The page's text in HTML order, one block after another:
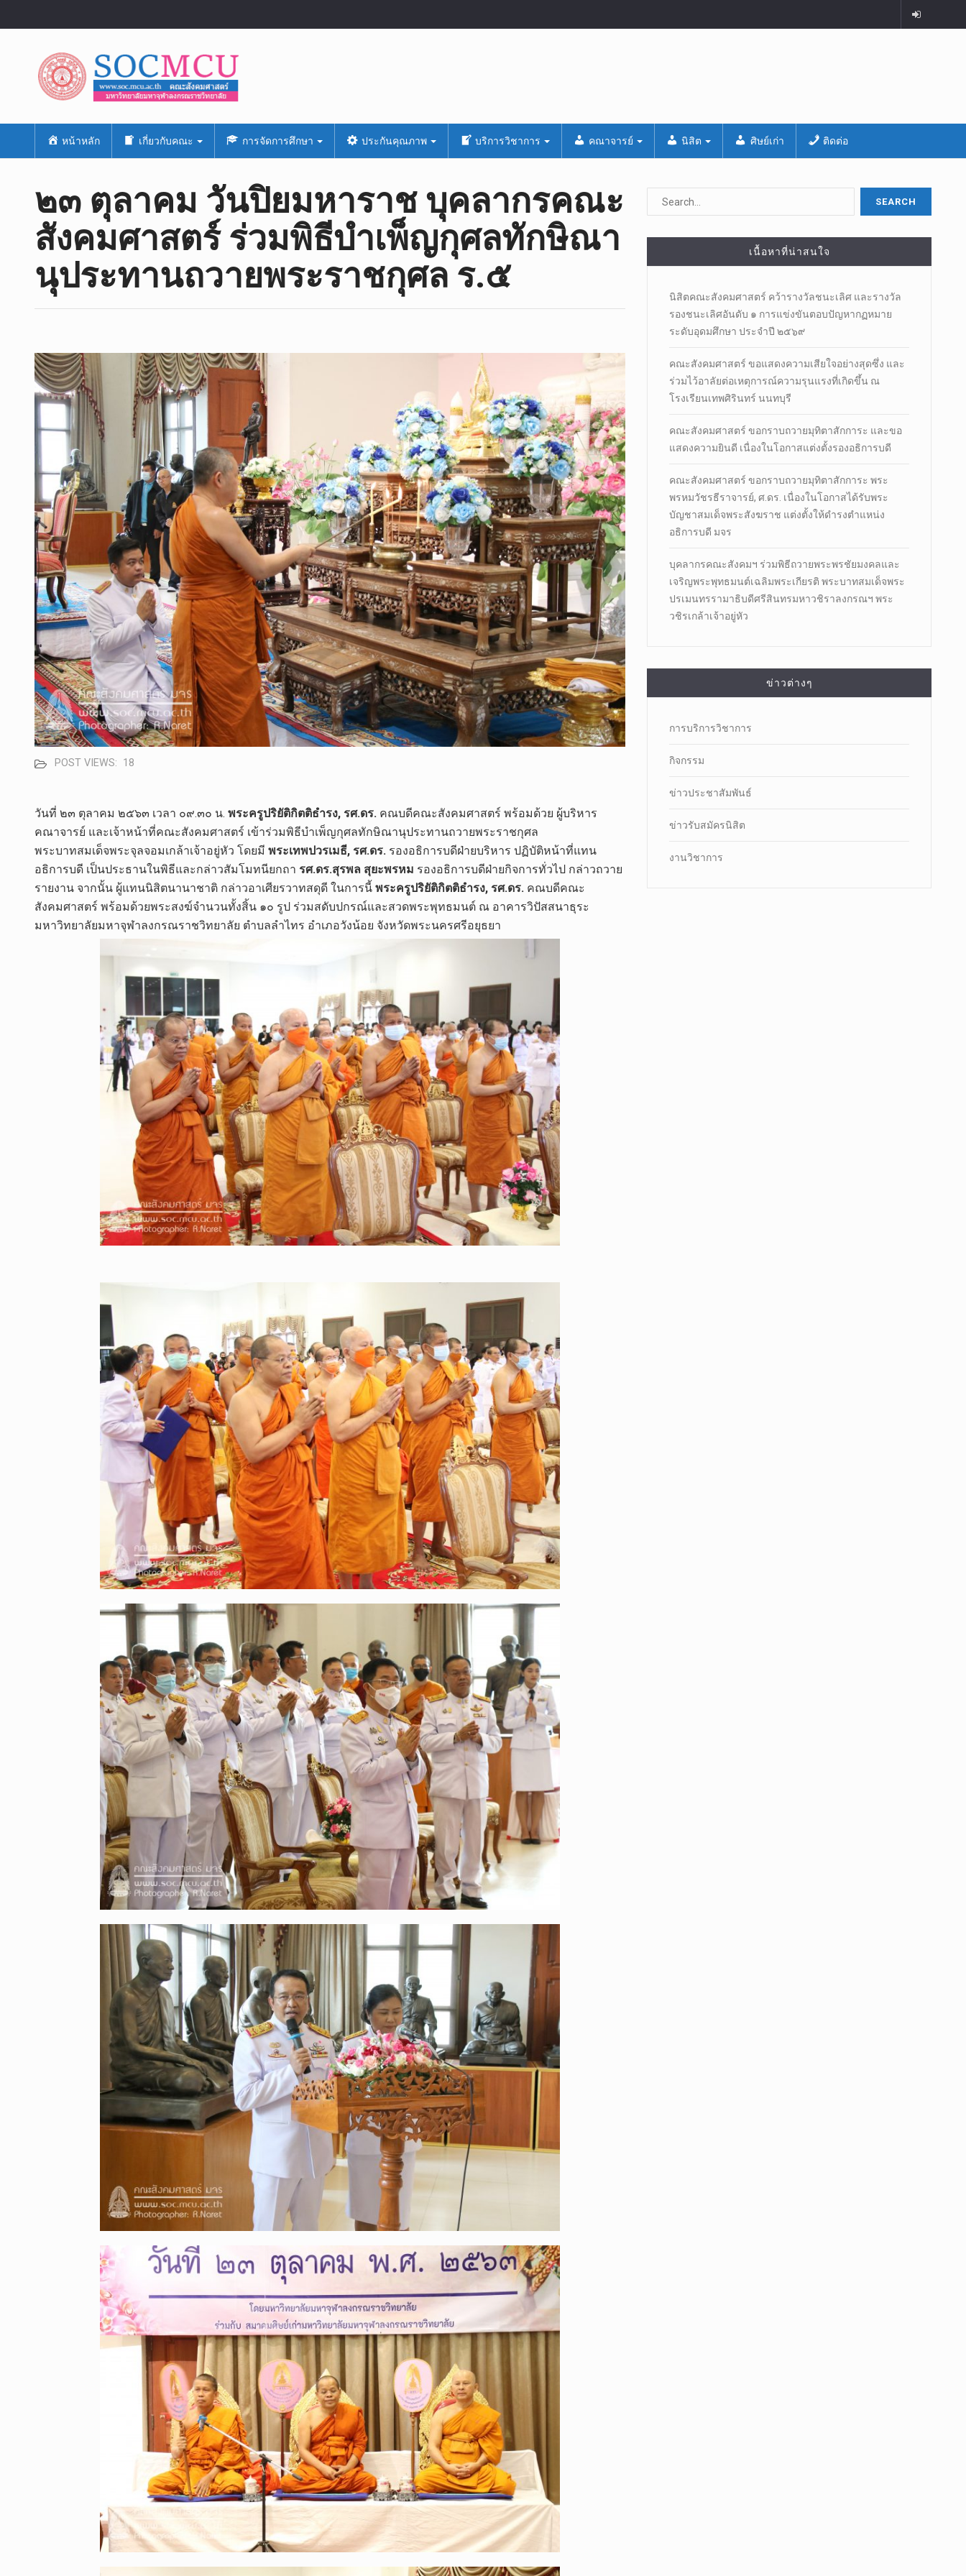
หน้าหลัก เกี่ยวกับคณะ การจัดการศึกษา ประกันคุณภาพ บริการวิชาการ คณาจารย์ นิสิต ศิษย์เก่า ติดต่อ
๒๓ ตุลาคม วันปิยมหาราช บุคลากรคณะ
สังคมศาสตร์ ร่วมพิธีบำเพ็ญกุศลทักษิณา
นุประทานถวายพระราชกุศล ร.๕
POST VIEWS: 18
วันที่ ๒๓ ตุลาคม ๒๕๖๓ เวลา ๐๙.๓๐ น. พระครูปริยัติกิตติธำรง, รศ.ดร. คณบดีคณะสังคมศาสตร์ พร้อมด้วย ผู้บริหาร​
คณาจารย์​ และ​เจ้า​หน้าที่​คณะ​สังคม​ศาสตร์​ เข้าร่วมพิธีบำเพ็ญกุศลทักษิณานุประทานถวายพระราชกุศล
พระบาทสมเด็จพระจุลจอมเกล้าเจ้าอยู่หัว​ โดยมี พระเทพปวรเมธี, รศ.ดร. รองอธิการบดีฝ่ายบริหาร ปฏิบัติหน้าที่แทน
อธิการบดี​ เป็นประธานในพิธีและกล่าวสัมโมทนียกถา​ รศ.ดร.สุรพล สุยะพรหม ​ รองอธิการบดีฝ่ายกิจการทั่วไป​ กล่าวถวาย
รายงาน จากนั้น​ ผู้แทนนิสิตนานาชาติ กล่าวอาเศียรวาทสดุดี ในการนี้​ พระครูปริยัติกิตติธำรง, รศ.ดร. คณบดีคณะ
สังคมศาสตร์ พร้อมด้วยพระสงฆ์จำนวนทั้งสิ้น ๑๐​ รูป​ ร่วมสดับปกรณ์และสวดพระพุทธมนต์​ ณ​ อาคารวิปัสสนา​ธุระ​
มหาวิทยาลัย​มหา​จุฬา​ลง​ก​รณ​ราช​วิทยาลัย​ ตำบลลำไทร อำเภอวังน้อย จังหวัดพระนครศรีอยุธยา
เนื้อหาที่น่าสนใจ
นิสิตคณะสังคมศาสตร์​ คว้ารางวัลชนะเลิศ และรางวัล
รองชนะเลิศอันดับ ๑ การแข่งขันตอบปัญหากฏหมาย
ระดับอุดมศึกษา ประจำปี ๒๕๖๙
คณะสังคมศาสตร์ ขอแสดงความเสียใจอย่างสุดซึ่ง และ
ร่วมไว้อาลัยต่อเหตุการณ์ความรุนแรงที่เกิดขึ้น ณ
โรงเรียนเทพศิรินทร์ นนทบุรี
คณะสังคมศาสตร์ ขอกราบถวายมุทิตาสักการะ และขอ
แสดงความยินดี เนื่องในโอกาสแต่งตั้งรองอธิการบดี
คณะสังคมศาสตร์ ขอกราบถวายมุทิตาสักการะ พระ
พรหมวัชรธีราจารย์, ศ.ดร. เนื่องในโอกาสได้รับพระ
บัญชาสมเด็จพระสังฆราช แต่งตั้งให้ดำรงตำแหน่ง
อธิการบดี มจร
บุคลากรคณะสังคมฯ ร่วมพิธีถวายพระพรชัยมงคลและ
เจริญพระพุทธมนต์เฉลิมพระเกียรติ พระบาทสมเด็จพระ
ปรเมนทรรามาธิบดีศรีสินทรมหาวชิราลงกรณฯ พระ
วชิรเกล้าเจ้าอยู่หัว
ข่าวต่างๆ
การบริการวิชาการ
กิจกรรม
ข่าวประชาสัมพันธ์
ข่าวรับสมัครนิสิต
งานวิชาการ